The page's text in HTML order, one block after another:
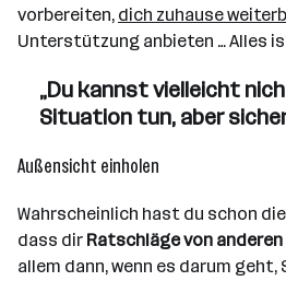
vorbereiten, dich zuhause
Unterstützung anbieten … Alles
„Du kannst vielleicht
Situation tun, aber
Außensicht einholen
Wahrscheinlich hast du schon
dass dir Ratschläge von anderen
allem dann, wenn es darum